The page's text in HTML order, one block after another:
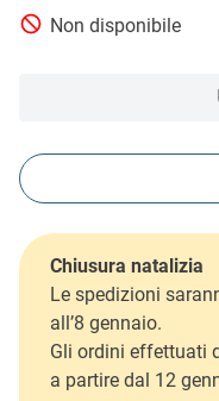
Non disponibile
Chiusura natalizia
Le spedizioni
all’8 gennaio.
Gli ordini effettuati
a partire dal 12